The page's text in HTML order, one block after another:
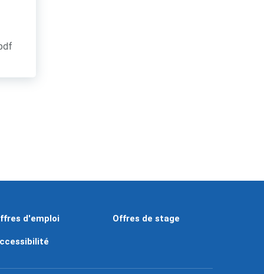
d'emploi Offres de stage